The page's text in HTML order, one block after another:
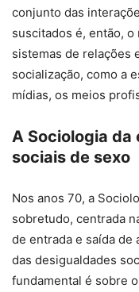
conjunto das
suscitados é, então,
sistemas de relações
socialização, como a
mídias, os meios
A Sociologia da
sociais de sexo
Nos anos 70, a
sobretudo, centrada
de entrada e saída de
das desigualdades
fundamental é sobre